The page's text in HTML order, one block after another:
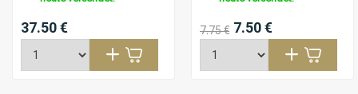
37.50 € 7.75 € 7.50 €